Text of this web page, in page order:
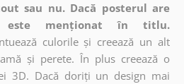
sau nu. Dacă posterul are
este menționat în titlu.
culorile și creează un alt
și perete. În plus creează o
3D. Dacă doriți un design mai